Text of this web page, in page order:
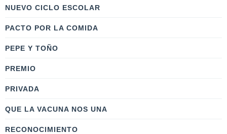
NUEVO CICLO ESCOLAR
PACTO POR LA COMIDA
PEPE Y TOÑO
PREMIO
PRIVADA
QUE LA VACUNA NOS UNA
RECONOCIMIENTO